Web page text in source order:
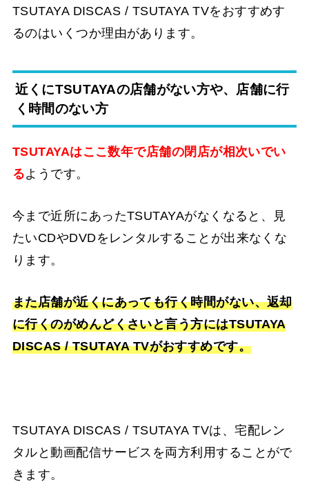
TSUTAYA DISCAS / TSUTAYA TVをおすすめす
るのはいくつか理由があります。
近くにTSUTAYAの店舗がない方や、店舗に行
く時間のない方
TSUTAYAはここ数年で店舗の閉店が相次いでい
るようです。
今まで近所にあったTSUTAYAがなくなると、見
たいCDやDVDをレンタルすることが出来なくな
ります。
また店舗が近くにあっても行く時間がない、返却
に行くのがめんどくさいと言う方にはTSUTAYA
DISCAS / TSUTAYA TVがおすすめです。
TSUTAYA DISCAS / TSUTAYA TVは、宅配レン
タルと動画配信サービスを両方利用することがで
きます。